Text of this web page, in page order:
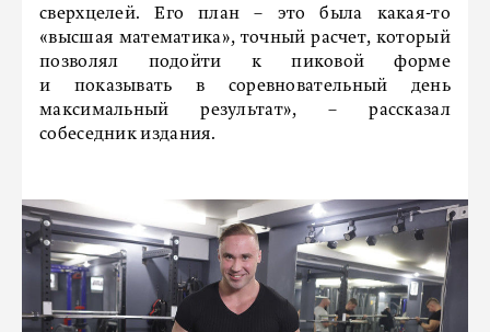
сверхцелей. Его план – это была какая-то
«высшая математика», точный расчет, который
позволял подойти к пиковой форме
и показывать в соревновательный день
максимальный результат», – рассказал
собеседник издания.